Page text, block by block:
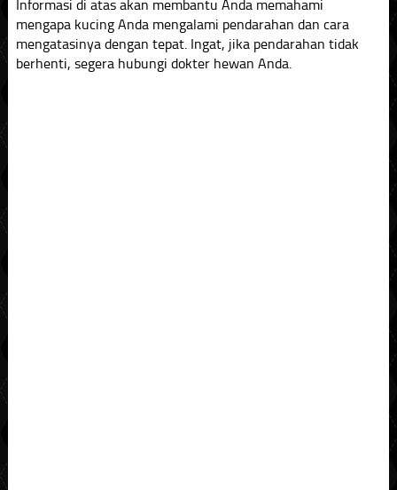
Informasi di atas akan membantu Anda memahami
mengapa kucing Anda mengalami pendarahan dan cara
mengatasinya dengan tepat. Ingat, jika pendarahan tidak
berhenti, segera hubungi dokter hewan Anda.